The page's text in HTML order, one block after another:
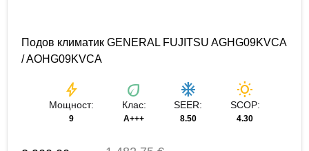
Подов климатик GENERAL FUJITSU AGHG09KVCA
/ AOHG09KVCA
bolt
Мощност:
9
eco
Клас:
A+++
ac_unit
SEER:
8.50
wb_sunny
SCOP:
4.30